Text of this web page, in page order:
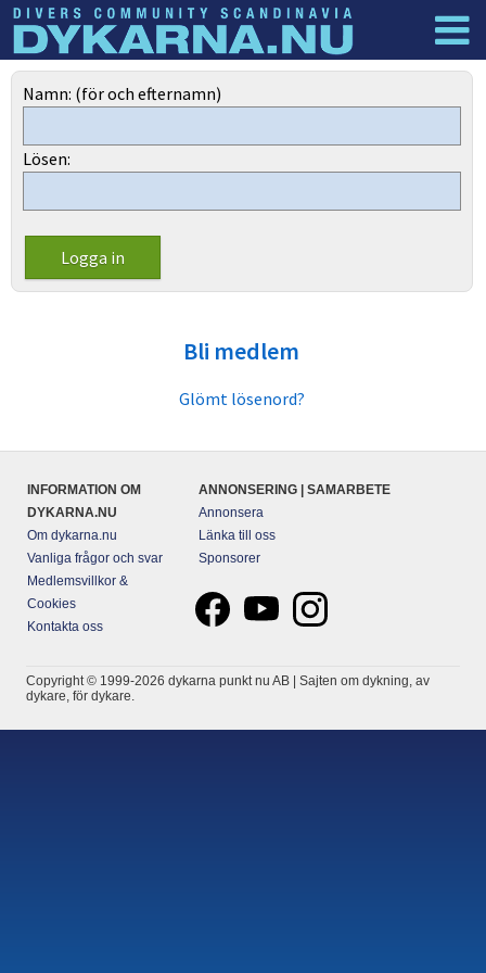
Dyknyheter
Namn: (för och efternamn)
Lösen:
Bli medlem
Glömt lösenord?
INFORMATION OM
DYKARNA.NU
Om dykarna.nu
Vanliga frågor och svar
Medlemsvillkor &
Cookies
Kontakta oss
ANNONSERING | SAMARBETE
Annonsera
Länka till oss
Sponsorer
Copyright © 1999-2026 dykarna punkt nu AB | Sajten om dykning, av
dykare, för dykare.